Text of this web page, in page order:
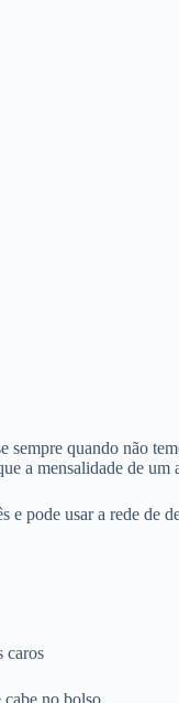
sempre quando não
a mensalidade de um
pode usar a rede de
caros
no bolso.